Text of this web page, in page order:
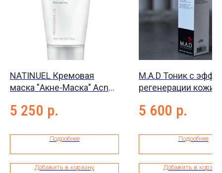
NATINUEL Кремовая
маска "Акне-Маска" Acne
5 250 р.
Подробнее
Добавить в корзину
M.A.D Тоник с
регенерации кожи
200 мл
5 600 р.
Подробнее
Добавить в